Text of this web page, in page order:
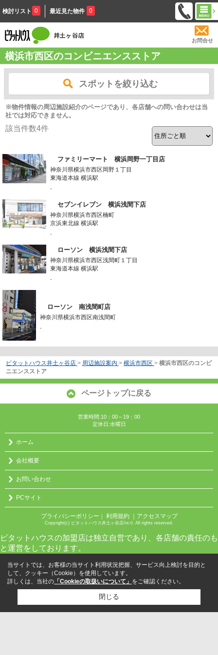
検討リスト 0 最近見た物件 0
お問合せ
横浜市西区のコンビニエンスストア
スポットを絞り込む
※物件情報の周辺施設紹介のページであり、各店舗への問い合わせは当
社では対応できません。
該当件数4件
ファミリーマート 横浜岡野一丁目店
神奈川県横浜市西区岡野１丁目
東海道本線 横浜駅
-
セブンイレブン 横浜浅間下店
神奈川県横浜市西区楠町
京浜東北線 横浜駅
-
ローソン 横浜浅間下店
神奈川県横浜市西区浅間町１丁目
東海道本線 横浜駅
-
ローソン 南浅間町店
神奈川県横浜市西区南浅間町
-
ピタットハウス井土ヶ谷店 > 周辺施設案内 > 横浜市西区 > 横浜市西区のコンビ
ニエンスストア
ページトップに戻る
営業時間:10：00～19：00
定休日:水曜日
ホーム
会社概要
お問い合わせ
PCサイト
プライバシーポリシー ｜ 利用規約 ｜アクセスマップ
Copyright(c) ピタットハウス井土ヶ谷店/㈱０ All rights reserved.
ピタットハウスの加盟店は独立自営であり、各店舗の責任のも
と運営をしております。
当サイトでは、お客様の当サイト利用状況把握、サービス向上検討を目的と
して、クッキー（Cookie）を使用しています。
詳しくは、当社の 「Cookieの取扱いについて」 をご確認ください。
閉じる